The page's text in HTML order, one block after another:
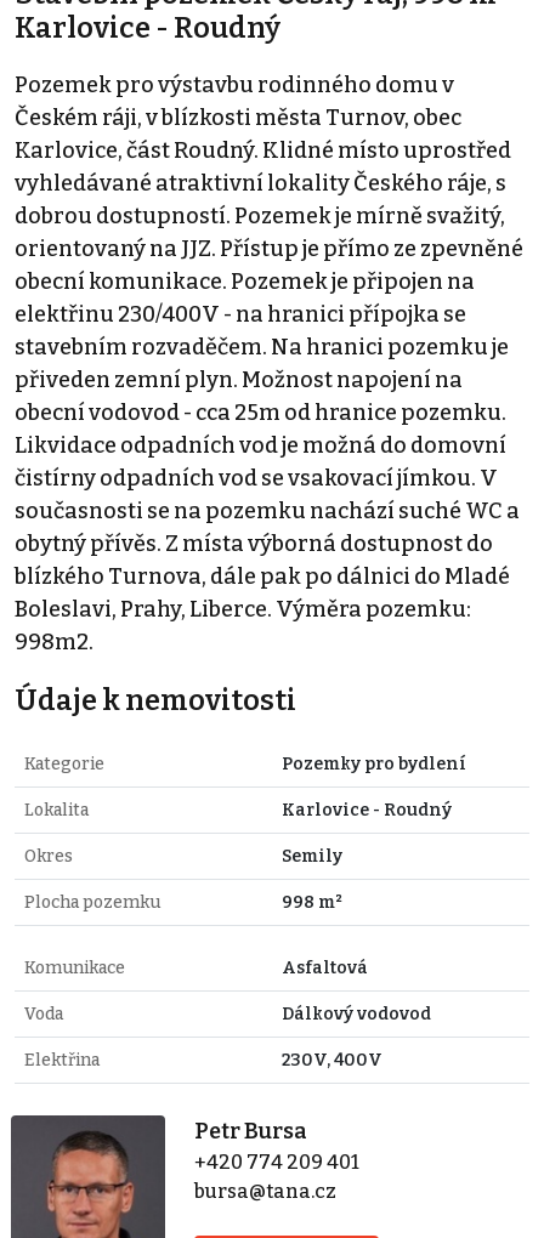
Karlovice - Roudný
Pozemek pro výstavbu rodinného domu v
Českém ráji, v blízkosti města Turnov, obec
Karlovice, část Roudný. Klidné místo uprostřed
vyhledávané atraktivní lokality Českého ráje, s
dobrou dostupností. Pozemek je mírně svažitý,
orientovaný na JJZ. Přístup je přímo ze zpevněné
obecní komunikace. Pozemek je připojen na
elektřinu 230/400V - na hranici přípojka se
stavebním rozvaděčem. Na hranici pozemku je
přiveden zemní plyn. Možnost napojení na
obecní vodovod - cca 25m od hranice pozemku.
Likvidace odpadních vod je možná do domovní
čistírny odpadních vod se vsakovací jímkou. V
současnosti se na pozemku nachází suché WC a
obytný přívěs. Z místa výborná dostupnost do
blízkého Turnova, dále pak po dálnici do Mladé
Boleslavi, Prahy, Liberce. Výměra pozemku:
998m2.
Údaje k nemovitosti
Kategorie Pozemky pro bydlení
Lokalita Karlovice - Roudný
Okres Semily
Plocha pozemku 998 m²
Komunikace Asfaltová
Voda Dálkový vodovod
Elektřina 230V, 400V
Petr Bursa
+420 774 209 401
bursa@tana.cz